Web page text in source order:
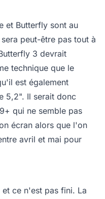
et Butterfly sont au
peut-être pas tout à
3 devrait
technique que le
est également
5,2". Il serait donc
qui ne semble pas
écran alors que l'on
avril et mai pour
ce n'est pas fini. La